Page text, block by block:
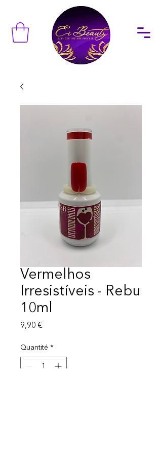
Vermelhos
Irresistíveis - Rebu
10ml
9,90 €Prix
Quantité *